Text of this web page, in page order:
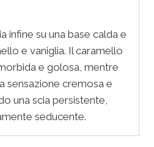
infine su una base calda e
e vaniglia. Il caramello
e golosa, mentre
sensazione cremosa e
una scia persistente,
seducente.